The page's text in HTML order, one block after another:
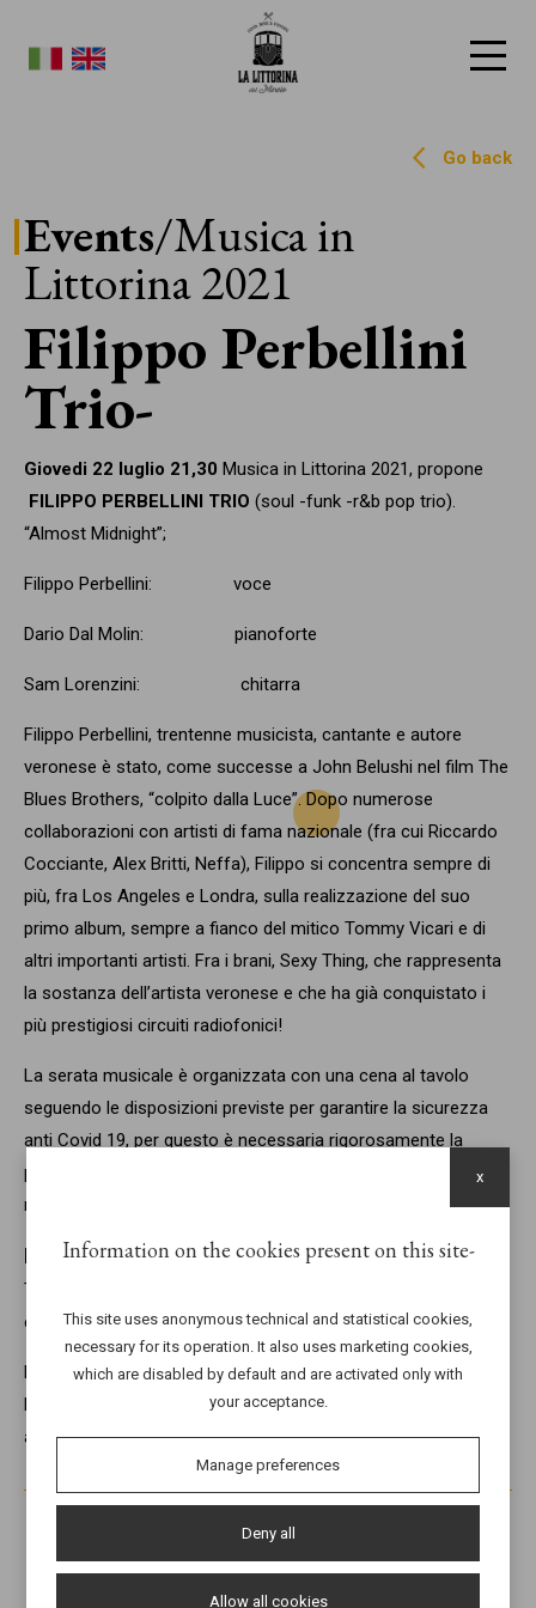
Go back
Events/Musica in
Littorina 2021
Filippo Perbellini
Trio
Giovedi 22 luglio 21,30 Musica in Littorina 2021, propone
FILIPPO PERBELLINI TRIO (soul -funk -r&b pop trio).
“Almost Midnight”;
Filippo Perbellini: voce
Dario Dal Molin: pianoforte
Sam Lorenzini: chitarra
Filippo Perbellini, trentenne musicista, cantante e autore
veronese è stato, come successe a John Belushi nel film The
Blues Brothers, “colpito dalla Luce”. Dopo numerose
collaborazioni con artisti di fama nazionale (fra cui Riccardo
Cocciante, Alex Britti, Neffa), Filippo si concentra sempre di
più, fra Los Angeles e Londra, sulla realizzazione del suo
primo album, sempre a fianco del mitico Tommy Vicari e di
altri importanti artisti. Fra i brani, Sexy Thing, che rappresenta
la sostanza dell’artista veronese e che ha già conquistato i
più prestigiosi circuiti radiofonici!
La serata musicale è organizzata con una cena al tavolo
seguendo le disposizioni previste per garantire la sicurezza
anti Covid 19, per questo è necessaria rigorosamente la
prenotazione per poter partecipare all’evento che sarà a
numero chiuso.
Prenotazione obbligatoria:
Tel:
e-mail:info@lalittorinadelmincio.it
La rassegna è volta anche a sostenere la @Mensa di San
Bernardino con i suoi volontari che tanto si adoperano per
aiutare le persone in difficoltà
22 July
Information on the cookies present on this site
This site uses anonymous technical and statistical cookies,
necessary for its operation. It also uses marketing cookies,
which are disabled by default and are activated only with
your acceptance.
Manage preferences
Deny all
Allow all cookies
x